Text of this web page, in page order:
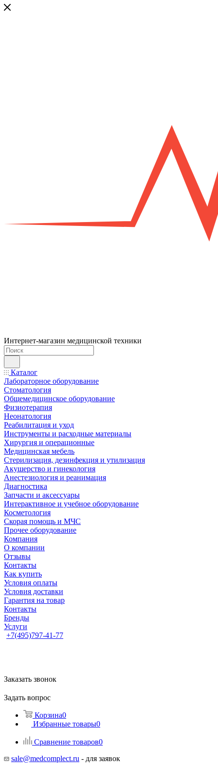
Интернет-магазин медицинской техники
Каталог
Лабораторное оборудование
Стоматология
Общемедицинское оборудование
Физиотерапия
Неонатология
Реабилитация и уход
Инструменты и расходные материалы
Хирургия и операционные
Медицинская мебель
Стерилизация, дезинфекция и утилизация
Акушерство и гинекология
Анестезиология и реанимация
Диагностика
Запчасти и аксессуары
Интерактивное и учебное оборудование
Косметология
Скорая помощь и МЧС
Прочее оборудование
Компания
О компании
Отзывы
Контакты
Как купить
Условия оплаты
Условия доставки
Гарантия на товар
Контакты
Бренды
Услуги
+7(495)797-41-77
Заказать звонок
Задать вопрос
Корзина0
Избранные товары0
Сравнение товаров0
sale@medcomplect.ru - для заявок